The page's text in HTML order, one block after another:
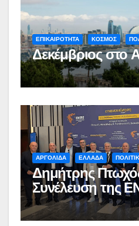
ΕΠΙΚΑΙΡΟΤΗΤΑ ΚΟΣΜΟΣ
Δεκέμβριος στο
ΑΡΓΟΛΙΔΑ ΕΛΛΑΔΑ
Δημήτρης
Συνέλευση της